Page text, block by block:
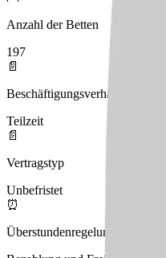
Anzahl der Betten
197
📄
Beschäftigungsverhältnis
Teilzeit
📄
Vertragstyp
Unbefristet
⏰
Überstundenregelung